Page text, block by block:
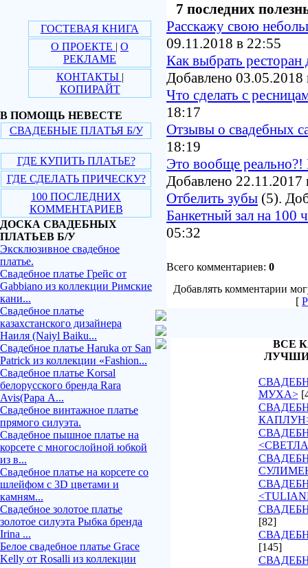
ГОСТЕВАЯ КНИГА
О ПРОЕКТЕ | О
РЕКЛАМЕ
КОНТАКТЫ |
КОПИРАЙТ
В ПОМОЩЬ НЕВЕСТЕ
СВАДЕБНЫЕ ПЛАТЬЯ Б/У
ГДЕ КУПИТЬ ПЛАТЬЕ?
ГДЕ СДЕЛАТЬ ПРИЧЕСКУ?
100 ПОСЛЕДНИХ
КОММЕНТАРИЕВ
ДОСКА СВАДЕБНЫХ
ПЛАТЬЕВ Б/У
Эксклюзивное свадебное
платье.
Свадебное платье Грейс от
Gabbiano из коллекции Римские
кани...
Свадебное платье
казахстанского дизайнера
Наиля (Naiyl Baiku...
Свадебное платье Haruka от San
Patrick из коллекции «Fashion...
Свадебное платье Korsal
белорусского бренда Rara
Avis(Рара А...
Свадебное винтажное платье
прямого силуэта.
Свадебное пышное платье на
корсете с многослойной юбкой
из в...
Свадебное платье на корсете со
шлейфом с 3D цветами и
камням...
Свадебное золотое платье
золотое силуэта Рыбка бренда
Irina ...
Белое свадебное платье Grace
Kelly от Rosalli из коллекции
7 последних
Расскажу свою
09.11.2018 в 22:55
Как выбрать
Добавлено 03.05.2018
Что сделать с
18:17
Отзывы о свадебных
18:19
Это вообще реально?!
Добавлено 22.11.2017
Отбелить зубы (5).
Банкетный зал на 100
05:32
Всего комментариев: 0
Добавлять комментарии
[
ВСЕ
МУХА>
[82]
[145]